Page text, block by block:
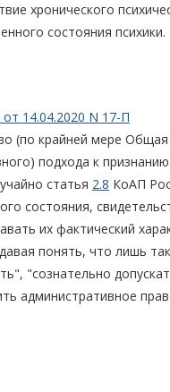
хронического
состояния психики.
14.04.2020 N 17-П
(по крайней мере
подхода к
статья 2.8 КоАП
состояния,
их фактический
понять, что лишь
"сознательно
административное